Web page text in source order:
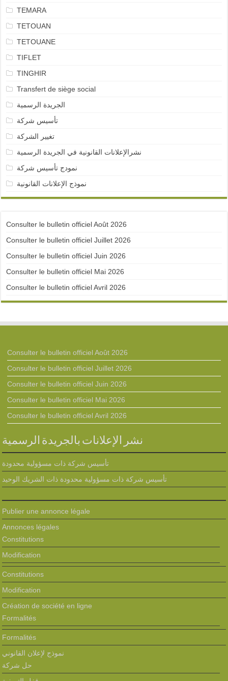
TEMARA
TETOUAN
TETOUANE
TIFLET
TINGHIR
Transfert de siège social
الجريدة الرسمية
تأسيس شركة
تغيير الشركة
نشرالإعلانات القانونية في الجريدة الرسمية
نمودج تأسيس شركة
نموذج الإعلانات القانونية
Consulter le bulletin officiel Août 2026
Consulter le bulletin officiel Juillet 2026
Consulter le bulletin officiel Juin 2026
Consulter le bulletin officiel Mai 2026
Consulter le bulletin officiel Avril 2026
Consulter le bulletin officiel Août 2026
Consulter le bulletin officiel Juillet 2026
Consulter le bulletin officiel Juin 2026
Consulter le bulletin officiel Mai 2026
Consulter le bulletin officiel Avril 2026
نشر الإعلانات بالجريدة الرسمية
تأسيس شركة ذات مسؤولية محدودة
تأسيس شركة ذات مسؤولية محدودة ذات الشريك الوحيد
Publier une annonce légale
Annonces légales
Constitutions
Modification
Constitutions
Modification
Création de société en ligne
Formalités
Formalités
نموذج لإعلان القانوني
حل شركة